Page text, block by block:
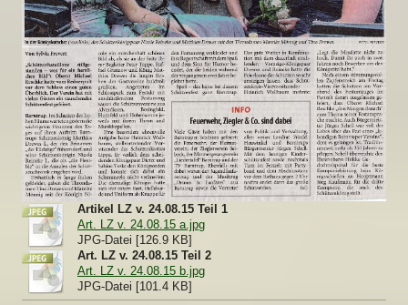
Artikel LZ v. 24.08.15 Teil 1
Art. LZ v. 24.08.15 a.jpg
JPG-Datei [126.9 KB]
Art. LZ v. 24.08.15 Teil 2
Art. LZ v. 24.08.15 b.jpg
JPG-Datei [101.4 KB]